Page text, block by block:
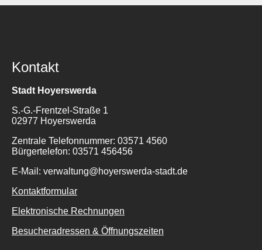
Kontakt
Stadt Hoyerswerda
S.-G.-Frentzel-Straße 1
02977 Hoyerswerda
Zentrale Telefonnummer: 03571 4560
Bürgertelefon: 03571 456456
E-Mail: verwaltung@hoyerswerda-stadt.de
Kontaktformular
Elektronische Rechnungen
Besucheradressen & Öffnungszeiten